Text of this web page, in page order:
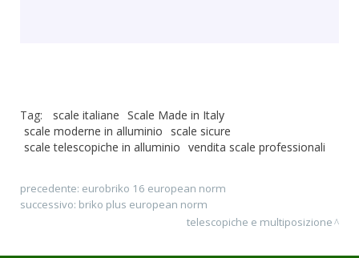
Tag: scale italiane Scale Made in Italy
scale moderne in alluminio scale sicure
scale telescopiche in alluminio vendita scale professionali
precedente: eurobriko 16 european norm
successivo: briko plus european norm
telescopiche e multiposizione